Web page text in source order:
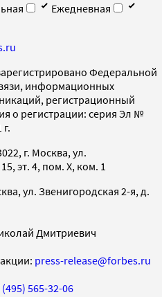
Ежедневная
Федеральной
информационных
регистрационный
о регистрации: серия Эл №
г. Москва, ул.
эт. 4, пом. X, ком. 1
ул. Звенигородская 2-я, д.
Дмитриевич
press-release@forbes.ru
(495) 565-32-06